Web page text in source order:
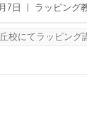
7日 | ラッピング
校にてラッピング